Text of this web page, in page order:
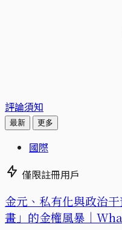
評論須知
最新 更多
國際
僅限註冊用戶
金元、私有化與政治
畫」的金權風暴｜